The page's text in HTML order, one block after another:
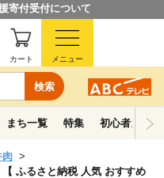
寄付受付について
検索
カート メニュー
まち一覧 特集 初心者ガイド
肉
ふるさと納税 人気 おすすめ